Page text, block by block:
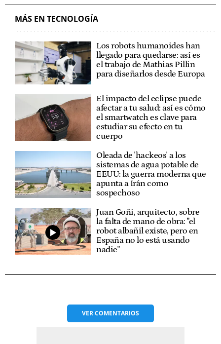
MÁS EN TECNOLOGÍA
Los robots humanoides han
llegado para quedarse: así es
el trabajo de Mathias Pillin
para diseñarlos desde Europa
El impacto del eclipse puede
afectar a tu salud: así es cómo
el smartwatch es clave para
estudiar su efecto en tu
cuerpo
Oleada de 'hackeos' a los
sistemas de agua potable de
EEUU: la guerra moderna que
apunta a Irán como
sospechoso
Juan Goñi, arquitecto, sobre
la falta de mano de obra: "el
robot albañil existe, pero en
España no lo está usando
nadie"
VERCOMENTARIOS